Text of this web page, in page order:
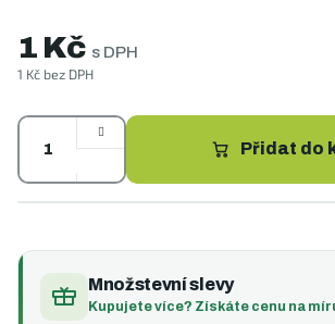
1 Kč s DPH
1 Kč bez DPH
cena:
Přidat do
Množstevní slevy
Kupujete více? Získáte cenu na